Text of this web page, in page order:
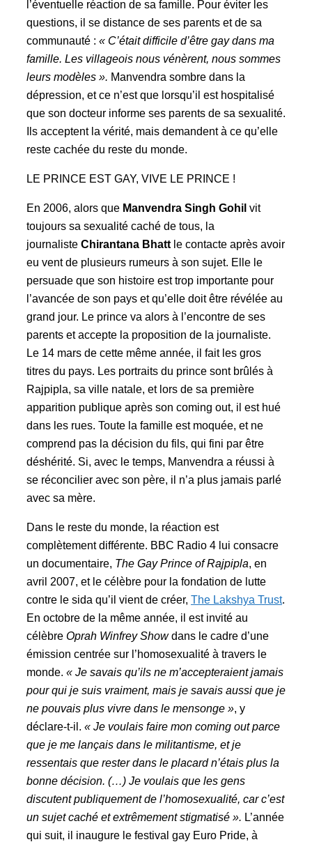
l’éventuelle réaction de sa famille. Pour éviter les
questions, il se distance de ses parents et de sa
communauté : « C’était difficile d’être gay dans ma
famille. Les villageois nous vénèrent, nous sommes
leurs modèles ». Manvendra sombre dans la
dépression, et ce n’est que lorsqu’il est hospitalisé
que son docteur informe ses parents de sa sexualité.
Ils acceptent la vérité, mais demandent à ce qu’elle
reste cachée du reste du monde.
LE PRINCE EST GAY, VIVE LE PRINCE !
En 2006, alors que Manvendra Singh Gohil vit
toujours sa sexualité caché de tous, la
journaliste Chirantana Bhatt le contacte après avoir
eu vent de plusieurs rumeurs à son sujet. Elle le
persuade que son histoire est trop importante pour
l’avancée de son pays et qu’elle doit être révélée au
grand jour. Le prince va alors à l’encontre de ses
parents et accepte la proposition de la journaliste.
Le 14 mars de cette même année, il fait les gros
titres du pays. Les portraits du prince sont brûlés à
Rajpipla, sa ville natale, et lors de sa première
apparition publique après son coming out, il est hué
dans les rues. Toute la famille est moquée, et ne
comprend pas la décision du fils, qui fini par être
déshérité. Si, avec le temps, Manvendra a réussi à
se réconcilier avec son père, il n’a plus jamais parlé
avec sa mère.
Dans le reste du monde, la réaction est
complètement différente. BBC Radio 4 lui consacre
un documentaire, The Gay Prince of Rajpipla, en
avril 2007, et le célèbre pour la fondation de lutte
contre le sida qu’il vient de créer, The Lakshya Trust.
En octobre de la même année, il est invité au
célèbre Oprah Winfrey Showdans le cadre d’une
émission centrée sur l’homosexualité à travers le
monde. « Je savais qu’ils ne m’accepteraient jamais
pour qui je suis vraiment, mais je savais aussi que je
ne pouvais plus vivre dans le mensonge », y
déclare-t-il. « Je voulais faire mon coming out parce
que je me lançais dans le militantisme, et je
ressentais que rester dans le placard n’étais plus la
bonne décision. (…) Je voulais que les gens
discutent publiquement de l’homosexualité, car c’est
un sujet caché et extrêmement stigmatisé ». L’année
qui suit, il inaugure le festival gay Euro Pride, à